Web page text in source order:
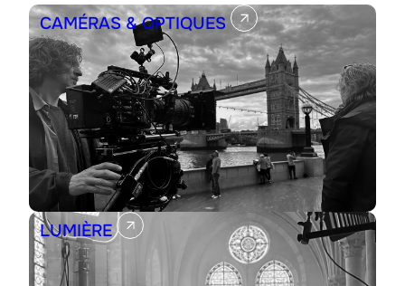
CAMÉRAS & OPTIQUES
LUMIÈRE